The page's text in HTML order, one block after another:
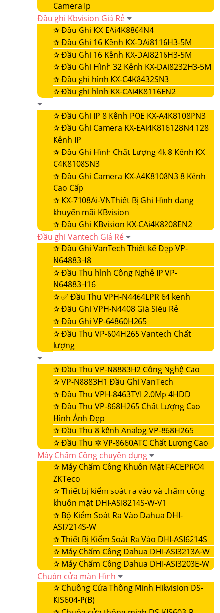
Camera Ip
Đầu ghi Kbvision Giá Rẻ
✰Đầu Ghi KX-EAi4K8864N4
✰Đầu Ghi 16 Kênh KX-DAi8116H3-5M
✰Đầu Ghi 16 Kênh KX-DAi8216H3-5M
✰Đầu Ghi Hình 32 Kênh KX-DAi8232H3-5M
✰Đầu ghi hình KX-C4K8432SN3
✰Đầu ghi hình KX-CAi4K8116EN2
✰Đầu Ghi IP 8 Kênh POE KX-A4K8108PN3
✰Đầu Ghi Camera KX-EAi4K816128N4 128
Kênh IP
✰Đầu Ghi Hình Chất Lượng 4k 8 Kênh KX-
C4K8108SN3
✰Đầu Ghi Camera KX-A4K8108N3 8 Kênh
Cao Cấp
✰ KX-7108Ai-VNThiết Bị Ghi Hình đang
khuyến mãi KBvision
✰Đầu Ghi KBvision KX-CAi4K8208EN2
Đầu ghi Vantech Giá Rẻ
✰Đầu Ghi VanTech Thiết kế Đẹp VP-
N64883H8
✰Đầu Thu hình Công Nghê IP VP-
N64883H16
✰✅ Đầu Thu VPH-N4464LPR 64 kenh
✰Đầu Ghi VPH-N4408 Giá Siêu Rẻ
✰Đầu Ghi VP-64860H265
✰Đầu Thu VP-604H265 Vantech Chất
lượng
✰Đầu Thu VP-N8883H2 Công Nghệ Cao
✰VP-N8883H1 Đầu Ghi VanTech
✰Đầu Thu VPH-8463TVI 2.0Mp 4HDD
✰Đầu Thu VP-868H265 Chất Lượng Cao
Hình Ảnh Đẹp
✰Đầu Thu 8 kênh Analog VP-868H265
✰Đầu Thu ✲ VP-8660ATC Chất Lượng Cao
Máy Chấm Công chuyên dụng
✰ Máy Chấm Công Khuôn Mặt FACEPRO4
ZKTeco
✰Thiết bị kiểm soát ra vào và chấm công
khuôn mặt DHI-ASI8214S-W-V1
✰ Bộ Kiểm Soát Ra Vào Dahua DHI-
ASI7214S-W
✰Thiết Bị Kiểm Soát Ra Vào DHI-ASI6214S
✰ Máy Chấm Công Dahua DHI-ASI3213A-W
✰ Máy Chấm Công Dahua DHI-ASI3203E-W
Chuôn cửa màn Hình
✰ Chuông Cửa Thông Minh Hikvision DS-
KIS604-P(B)